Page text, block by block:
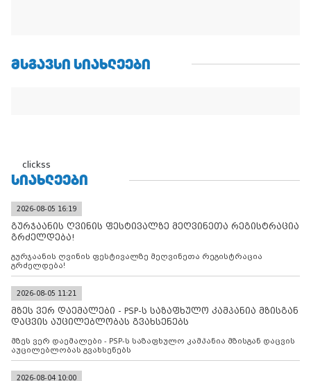
ᲛᲡᲒᲐᲕᲡᲘ ᲡᲘᲐᲮᲚᲔᲔᲑᲘ
clickss
ᲡᲘᲐᲮᲚᲔᲔᲑᲘ
2026-08-05 16:19
გურჯაანის ღვინის ფესტივალზე მეღვინეთა რეგისტრაცია
გრძელდება!
გურჯაანის ღვინის ფესტივალზე მეღვინეთა რეგისტრაცია
გრძელდება!
2026-08-05 11:21
მზეს ვერ დაემალები - PSP-ს საზაფხულო კამპანია მზისგან
დაცვის აუცილებლობას გვახსენებს
მზეს ვერ დაემალები - PSP-ს საზაფხულო კამპანია მზისგან დაცვის
აუცილებლობას გვახსენებს
2026-08-04 10:00